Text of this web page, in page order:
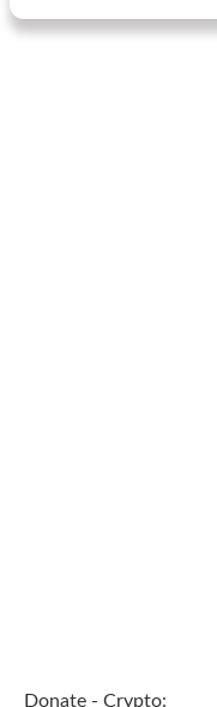
Donate - Crypto: